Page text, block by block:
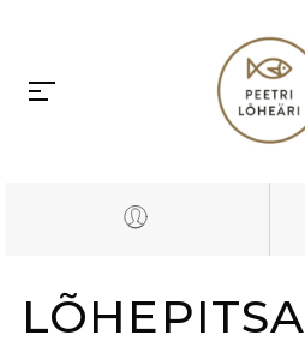
LÕHEPITSA